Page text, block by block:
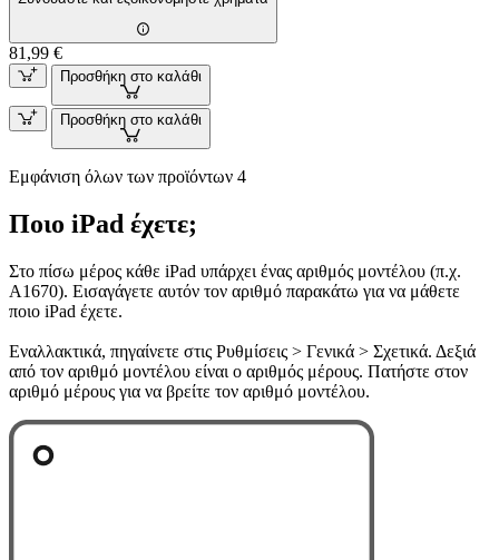
81,99 €
Προσθήκη στο καλάθι
Προσθήκη στο καλάθι
Εμφάνιση όλων των προϊόντων 4
Ποιο iPad έχετε;
Στο πίσω μέρος κάθε iPad υπάρχει ένας αριθμός μοντέλου (π.χ.
A1670). Εισαγάγετε αυτόν τον αριθμό παρακάτω για να μάθετε
ποιο iPad έχετε.
Εναλλακτικά, πηγαίνετε στις Ρυθμίσεις > Γενικά > Σχετικά. Δεξιά
από τον αριθμό μοντέλου είναι ο αριθμός μέρους. Πατήστε στον
αριθμό μέρους για να βρείτε τον αριθμό μοντέλου.